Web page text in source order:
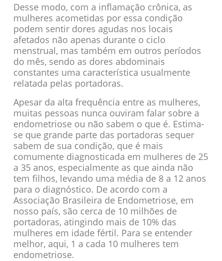
Desse modo, com a inflamação crônica, as
mulheres acometidas por essa condição
podem sentir dores agudas nos locais
afetados não apenas durante o ciclo
menstrual, mas também em outros períodos
do mês, sendo as dores abdominais
constantes uma característica usualmente
relatada pelas portadoras.
Apesar da alta frequência entre as mulheres,
muitas pessoas nunca ouviram falar sobre a
endometriose ou não sabem o que é. Estima-
se que grande parte das portadoras sequer
sabem de sua condição, que é mais
comumente diagnosticada em mulheres de 25
a 35 anos, especialmente as que ainda não
tem filhos, levando uma média de 8 a 12 anos
para o diagnóstico. De acordo com a
Associação Brasileira de Endometriose, em
nosso país, são cerca de 10 milhões de
portadoras, atingindo mais de 10% das
mulheres em idade fértil. Para se entender
melhor, aqui, 1 a cada 10 mulheres tem
endometriose.